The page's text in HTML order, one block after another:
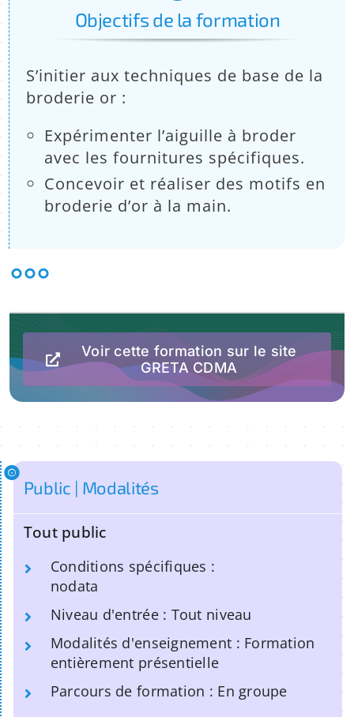
Objectifs de la formation
S’initier aux techniques de base de la
broderie or :
Expérimenter l’aiguille à broder
avec les fournitures spécifiques.
Concevoir et réaliser des motifs en
broderie d’or à la main.
°°°
Voir cette formation sur le site
GRETA CDMA
Public | Modalités
Tout public
Conditions spécifiques :
nodata
Niveau d'entrée : Tout niveau
Modalités d'enseignement : Formation
entièrement présentielle
Parcours de formation : En groupe